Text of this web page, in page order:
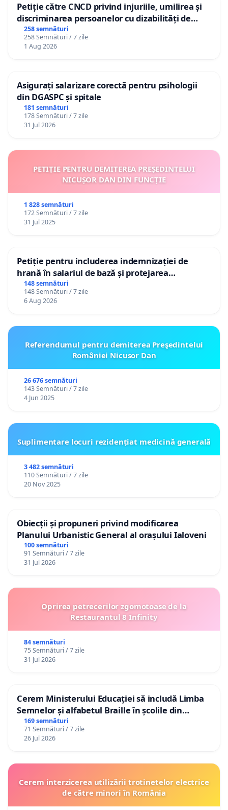
Petiție către CNCD privind injuriile, umilirea și
discriminarea persoanelor cu dizabilități de
către utilizatorul TikTok „Gorici”
258 semnături
258 Semnături / 7 zile
1 Aug 2026
Asigurați salarizare corectă pentru psihologii
din DGASPC și spitale
181 semnături
178 Semnături / 7 zile
31 Jul 2026
PETIȚIE PENTRU DEMITEREA PREȘEDINTELUI
NICUȘOR DAN DIN FUNCȚIE
1 828 semnături
172 Semnături / 7 zile
31 Jul 2025
Petiție pentru includerea indemnizației de
hrană în salariul de bază și protejarea
gradațiilor de vechime pentru asistenții
personali
148 semnături
148 Semnături / 7 zile
6 Aug 2026
Referendumul pentru demiterea Preşedintelui
României Nicusor Dan
26 676 semnături
143 Semnături / 7 zile
4 Jun 2025
Suplimentare locuri rezidențiat medicină generală
3 482 semnături
110 Semnături / 7 zile
20 Nov 2025
Obiecții și propuneri privind modificarea
Planului Urbanistic General al orașului Ialoveni
100 semnături
91 Semnături / 7 zile
31 Jul 2026
Oprirea petrecerilor zgomotoase de la
Restaurantul 8 Infinity
84 semnături
75 Semnături / 7 zile
31 Jul 2026
Cerem Ministerului Educației să includă Limba
Semnelor și alfabetul Braille în școlile din
Republica Moldova!
169 semnături
71 Semnături / 7 zile
26 Jul 2026
Cerem interzicerea utilizării trotinetelor electrice
de către minori în România